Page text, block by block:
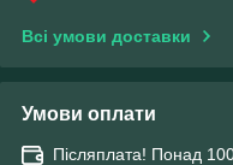
Всі умови доставки
Умови оплати
Післяплата! Понад